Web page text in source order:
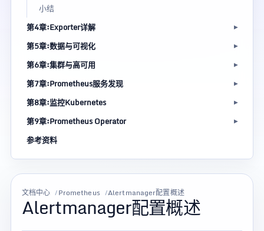
小结
第4章:Exporter详解
第5章:数据与可视化
第6章:集群与高可用
第7章:Prometheus服务发现
第8章:监控Kubernetes
第9章:Prometheus Operator
参考资料
文档中心 Prometheus Alertmanager配置概述
Alertmanager配置概述